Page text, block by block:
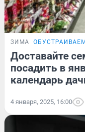
ЗИМА
Доставайте
посадить в
календарь
4 января, 2025, 16:00